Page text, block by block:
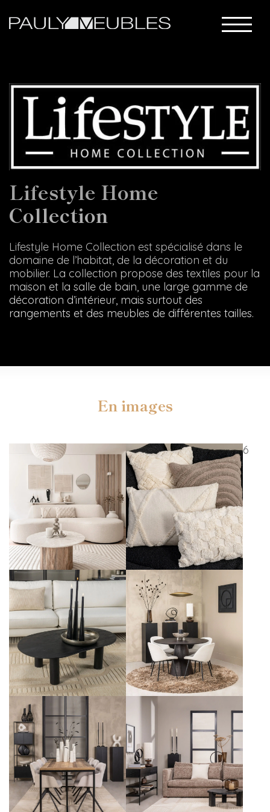
Lifestyle Home
Collection
Lifestyle Home Collection est spécialisé dans le
domaine de l’habitat, de la décoration et du
mobilier. La collection propose des textiles pour la
maison et la salle de bain, une large gamme de
décoration d’intérieur, mais surtout des
rangements et des meubles de différentes tailles.
En images
6